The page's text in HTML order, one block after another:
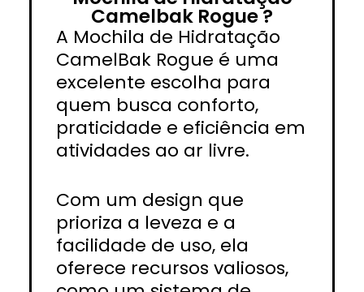
Camelbak Rogue ?
A Mochila de Hidratação
CamelBak Rogue é uma
excelente escolha para
quem busca conforto,
praticidade e eficiência em
atividades ao ar livre.
Com um design que
prioriza a leveza e a
facilidade de uso, ela
oferece recursos valiosos,